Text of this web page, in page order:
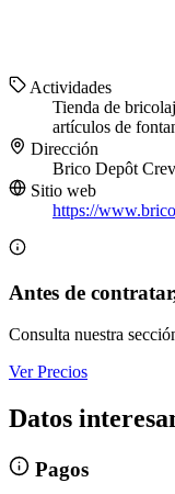
Actividades
Tienda de
artículos de
Dirección
Brico Depôt
Sitio web
https://
Antes de
Consulta nuestra
Ver Precios
Datos
Pagos